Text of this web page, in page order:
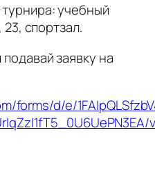
учебный
спортзал.
заявку на
forms/d/e/